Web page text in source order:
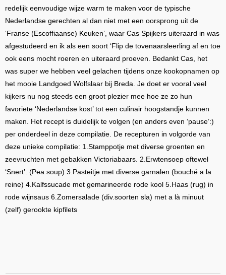
redelijk eenvoudige wijze warm te maken voor de typische
Nederlandse gerechten al dan niet met een oorsprong uit de
‘Franse (Escoffiaanse) Keuken’, waar Cas Spijkers uiteraard in was
afgestudeerd en ik als een soort ‘Flip de tovenaarsleerling af en toe
ook eens mocht roeren en uiteraard proeven. Bedankt Cas, het
was super we hebben veel gelachen tijdens onze kookopnamen op
het mooie Landgoed Wolfslaar bij Breda. Je doet er vooral veel
kijkers nu nog steeds een groot plezier mee hoe ze zo hun
favoriete ‘Nederlandse kost’ tot een culinair hoogstandje kunnen
maken. Het recept is duidelijk te volgen (en anders even ‘pause’:)
per onderdeel in deze compilatie. De recepturen in volgorde van
deze unieke compilatie: 1.Stamppotje met diverse groenten en
zeevruchten met gebakken Victoriabaars. 2.Erwtensoep oftewel
‘Snert’. (Pea soup) 3.Pasteitje met diverse garnalen (bouché a la
reine) 4.Kalfssucade met gemarineerde rode kool 5.Haas (rug) in
rode wijnsaus 6.Zomersalade (div.soorten sla) met a là minuut
(zelf) gerookte kipfilets